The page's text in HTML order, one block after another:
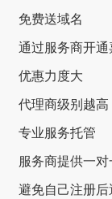
免费送域名
通过服务商开通
优惠力度大
代理商级别越高
专业服务托管
服务商提供一对
避免自己注册后